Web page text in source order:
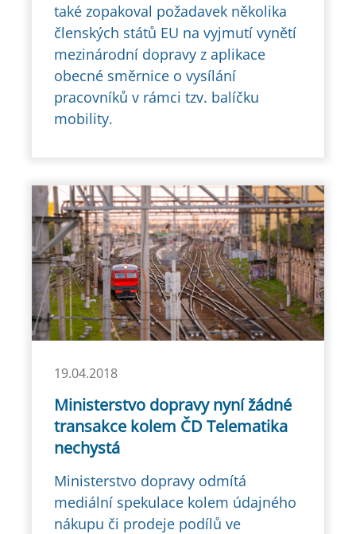
také zopakoval požadavek několika
členských států EU na vyjmutí vynětí
mezinárodní dopravy z aplikace
obecné směrnice o vysílání
pracovníků v rámci tzv. balíčku
mobility.
19.04.2018
Ministerstvo dopravy nyní žádné
transakce kolem ČD Telematika
nechystá
Ministerstvo dopravy odmítá
mediální spekulace kolem údajného
nákupu či prodeje podílů ve